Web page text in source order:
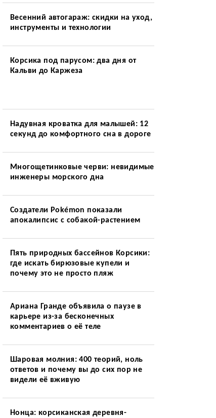
Весенний автогараж: скидки на уход,
инструменты и технологии
Корсика под парусом: два дня от
Кальви до Каржеза
Надувная кроватка для малышей: 12
секунд до комфортного сна в дороге
Многощетинковые черви: невидимые
инженеры морского дна
Создатели Pokémon показали
апокалипсис с собакой-растением
Пять природных бассейнов Корсики:
где искать бирюзовые купели и
почему это не просто пляж
Ариана Гранде объявила о паузе в
карьере из-за бесконечных
комментариев о её теле
Шаровая молния: 400 теорий, ноль
ответов и почему вы до сих пор не
видели её вживую
Нонца: корсиканская деревня-